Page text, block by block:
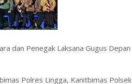
dan Penegak Laksana Gugus Depan
Polres Lingga, Kanitbimas Polsek